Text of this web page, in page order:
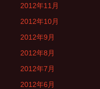
2012年11月
2012年10月
2012年9月
2012年8月
2012年7月
2012年6月